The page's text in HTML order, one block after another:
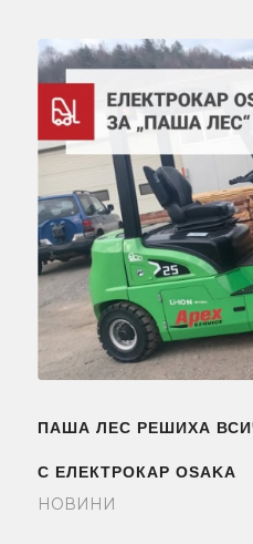
ПАША ЛЕС РЕШИХА
С ЕЛЕКТРОКАР OSAKA
НОВИНИ